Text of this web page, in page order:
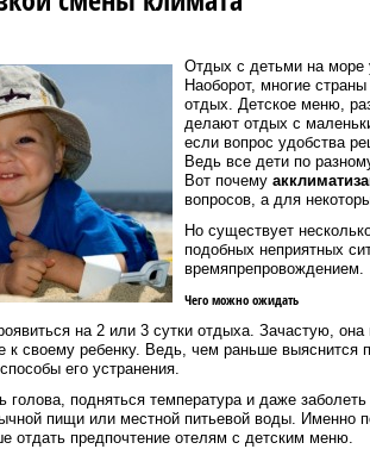
Отдых с детьми на море
Наоборот, многие
отдых. Детское меню,
делают отдых с
если вопрос удобства
Ведь все дети по
Вот почему
вопросов, а для
Но существует
подобных неприятных
времяпрепровождением.
Чего можно ожидать
на 2 или 3 сутки отдыха. Зачастую,
к своему ребенку. Ведь, чем раньше выяснится
его устранения.
голова, подняться температура и даже
пищи или местной питьевой воды. Именно
отдать предпочтение отелям с детским меню.